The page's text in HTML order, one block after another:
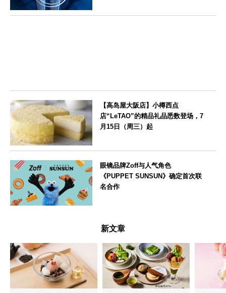
【高岛屋大阪店】小樽西点
店“LeTAO”的精品礼品悉数登场，7
月15日（周三）起
眼镜品牌Zoff与人气角色
《PUPPET SUNSUN》确定首次联
名合作
新文章